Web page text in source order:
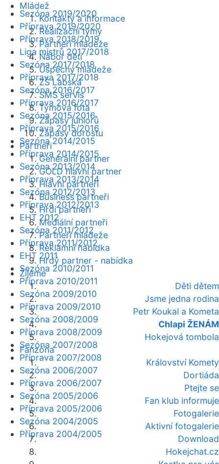
Mládež
Kontakty a informace
Realizační týmy
Partneři mládeže
Nábor dětí
Úspěchy mládeže
ZŠ Labská
SMS servis
Týmová fota
Zápasy juniorů
Zápasy dorostu
Partneři
Generální partner
GOLD hlavní partner
Hlavní partneři
Business partneři
Hrdí partneři
Mediální partneři
Partneři mládeže
Reklamní nabídka
Hrdý partner - nabídka
Žijeme
Děti dětem
Jsme jedna rodina
Petr Koukal a Kometa
Chlapi ŽENÁM
Hokejová tombola
Fanzóna
Království Komety
Dortiáda
Ptejte se
Fan klub informuje
Fotogalerie
Aktivní fotogalerie
Download
Hokejchat.cz
Sezóna 2019/2020
Příprava 2019/2020
Příprava 2018/2019
Liga mistrů 2017/2018
Sezóna 2017/2018
Příprava 2017/2018
Sezóna 2016/2017
Příprava 2016/2017
Sezóna 2015/2016
Příprava 2015/2016
Sezóna 2014/2015
Příprava 2014/2015
Sezóna 2013/2014
Příprava 2013/2014
Sezóna 2012/2013
Příprava 2012/2013
EHT 2012
Sezóna 2011/2012
Příprava 2011/2012
EHT 2011
Sezóna 2010/2011
Příprava 2010/2011
Sezóna 2009/2010
Příprava 2009/2010
Sezóna 2008/2009
Příprava 2008/2009
Sezóna 2007/2008
Příprava 2007/2008
Sezóna 2006/2007
Příprava 2006/2007
Sezóna 2005/2006
Příprava 2005/2006
Sezóna 2004/2005
Příprava 2004/2005